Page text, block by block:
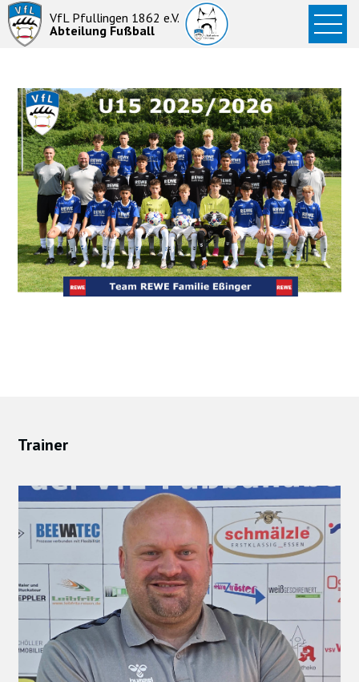
VfL Pfullingen 1862 e.V.
Abteilung Fußball
Startseite
News
Junioren
Abteilung
Trainer